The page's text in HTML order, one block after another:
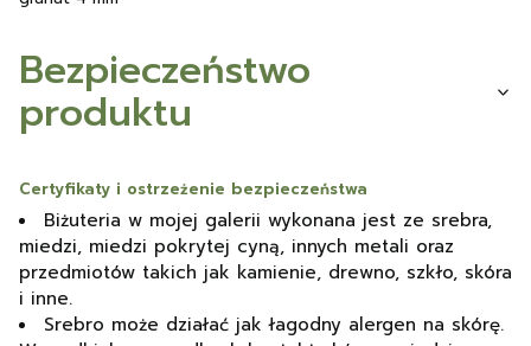
Bezpieczeństwo
produktu
Certyfikaty i ostrzeżenie bezpieczeństwa
Biżuteria w mojej galerii wykonana jest ze srebra,
miedzi, miedzi pokrytej cyną, innych metali oraz
przedmiotów takich jak kamienie, drewno, szkło, skóra
i inne.
Srebro może działać jak łagodny alergen na skórę.